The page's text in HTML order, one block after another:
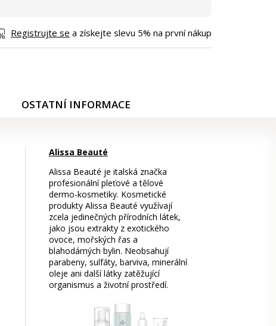
Registrujte se a získejte slevu 5% na první nákup
OSTATNÍ INFORMACE
Alissa Beauté
Alissa Beauté je italská značka
profesionální pleťové a tělové
dermo-kosmetiky. Kosmetické
produkty Alissa Beauté využívají
zcela jedinečných přírodních látek,
jako jsou extrakty z exotického
ovoce, mořských řas a
blahodárných bylin. Neobsahují
parabeny, sulfáty, barviva, minerální
oleje ani další látky zatěžující
organismus a životní prostředí.